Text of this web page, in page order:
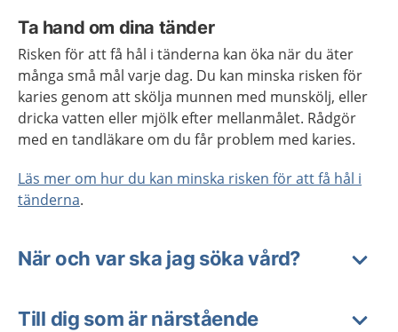
Ta hand om dina tänder
Risken för att få hål i tänderna kan öka när du äter
många små mål varje dag. Du kan minska risken för
karies genom att skölja munnen med munskölj, eller
dricka vatten eller mjölk efter mellanmålet. Rådgör
med en tandläkare om du får problem med karies.
Läs mer om hur du kan minska risken för att få hål i
tänderna.
När och var ska jag söka vård?
Till dig som är närstående